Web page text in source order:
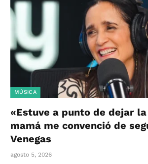
MÚSICA
«Estuve a punto de dejar
mamá me convenció de
Venegas
agosto 5, 2026